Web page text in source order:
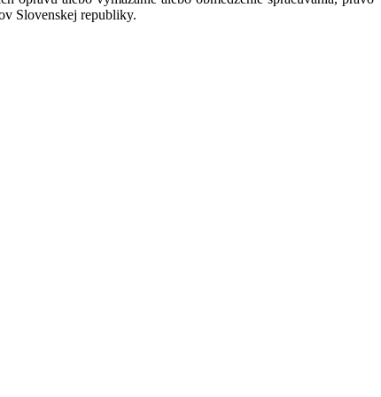
Slovenskej republiky.